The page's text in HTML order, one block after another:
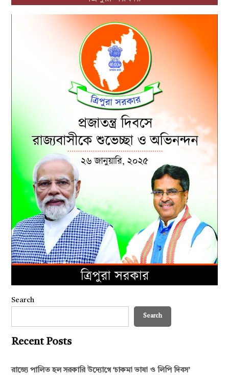
Search
Search
Recent Posts
রাজ্যে পালিত হল সরকারি উদ্যোগে ‘চাকমা ভাষা ও লিপি দিবস’